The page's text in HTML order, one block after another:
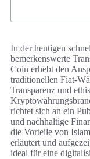
In der heutigen
bemerkenswerte
Coin erhebt den
traditionellen Fiat-
Transparenz und
richtet sich an ein
und nachhaltige
die Vorteile von
erläutert und
ideal für eine